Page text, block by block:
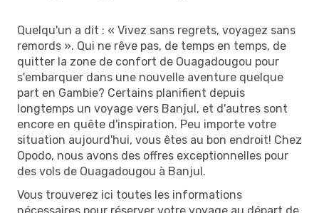
Quelqu'un a dit : « Vivez sans regrets, voyagez sans
remords ». Qui ne rêve pas, de temps en temps, de
quitter la zone de confort de Ouagadougou pour
s'embarquer dans une nouvelle aventure quelque
part en Gambie? Certains planifient depuis
longtemps un voyage vers Banjul, et d'autres sont
encore en quête d'inspiration. Peu importe votre
situation aujourd'hui, vous êtes au bon endroit! Chez
Opodo, nous avons des offres exceptionnelles pour
des vols de Ouagadougou à Banjul.
Vous trouverez ici toutes les informations